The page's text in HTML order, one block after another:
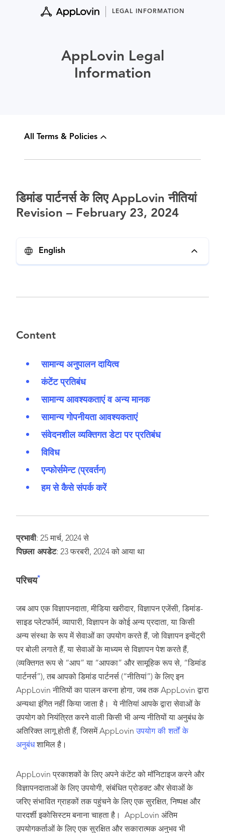
LEGAL INFORMATION
AppLovin Legal
Information
All Terms & Policies
डिमांड पार्टनर्स के लिए AppLovin नीतियां
Revision – February 23, 2024
English
Content
सामान्य अनुपालन दायित्व
कंटेंट प्रतिबंध
सामान्य आवश्यकताएं व अन्य मानक
सामान्य गोपनीयता आवश्यकताएं
संवेदनशील व्यक्तिगत डेटा पर प्रतिबंध
विविध
एन्फोर्समेन्ट (प्रवर्तन)
हम से कैसे संपर्क करें
प्रभावी: 25 मार्च, 2024 से
पिछला अपडेट: 23 फरबरी, 2024 को आया था
परिचय*
जब आप एक विज्ञापनदाता, मीडिया खरीदार, विज्ञापन एजेंसी, डिमांड-
साइड प्लेटफॉर्म, व्यापारी, विज्ञापन के कोई अन्य प्रदाता, या किसी
अन्य संस्था के रूप में सेवाओं का उपयोग करते हैं, जो विज्ञापन इन्वेंट्री
पर बोली लगाते हैं, या सेवाओं के माध्यम से विज्ञापन पेश करते हैं,
(व्यक्तिगत रूप से “आप” या “आपका” और सामूहिक रूप से, “डिमांड
पार्टनर्स”), तब आपको डिमांड पार्टनर्स (“नीतियां”) के लिए इन
AppLovin नीतियों का पालन करना होगा, जब तक AppLovin द्वारा
अन्यथा इंगित नहीं किया जाता है। ये नीतियां आपके द्वारा सेवाओं के
उपयोग को नियंत्रित करने वाली किसी भी अन्य नीतियों या अनुबंध के
अतिरिक्त लागू होती हैं, जिसमें AppLovinउपयोग की शर्तों के
अनुबंधशामिल है।
AppLovin प्रकाशकों के लिए अपने कंटेंट को मॉनिटाइज करने और
विज्ञापनदाताओं के लिए उपयोगी, संबंधित प्रोडक्ट और सेवाओं के
जरिए संभावित ग्राहकों तक पहुंचने के लिए एक सुरक्षित, निष्पक्ष और
पारदर्शी इकोसिस्टम बनाना चाहता है। AppLovin अंतिम
उपयोगकर्ताओं के लिए एक सुरक्षित और सकारात्मक अनुभव भी